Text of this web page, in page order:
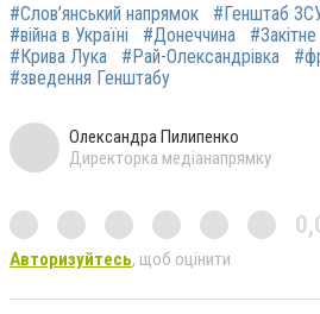
#Слов’янський напрямок #Генштаб
#війна в Україні
#Донеччина #Закітне
#Крива Лука
#Рай-Олександрівка
#зведення Генштабу
Олександра Пилипенко
Директорка медіанапрямку
Авторизуйтесь, щоб оцінити